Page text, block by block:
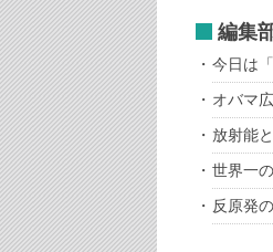
編集
今日は
オバマ
放射能
世界一
反原発